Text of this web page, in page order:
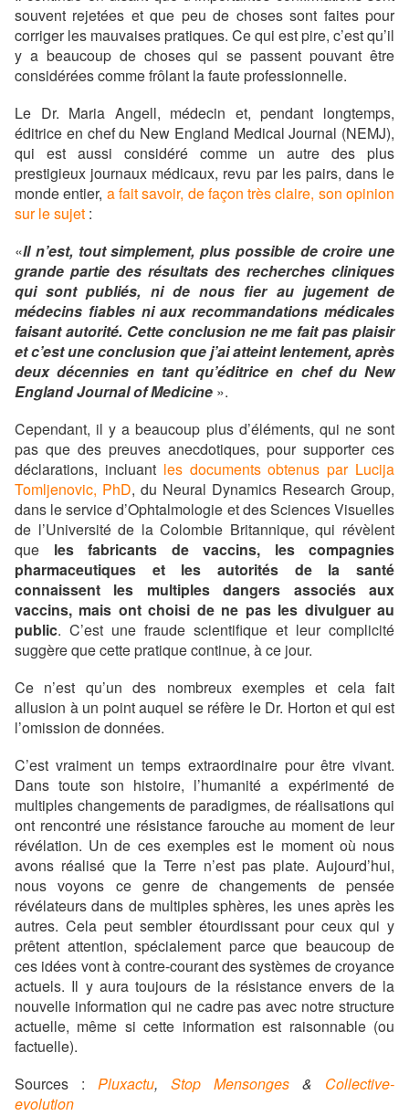
souvent rejetées et que peu de choses sont faites pour
corriger les mauvaises pratiques. Ce qui est pire, c’est qu’il
y a beaucoup de choses qui se passent pouvant être
considérées comme frôlant la faute professionnelle.
Le Dr. Maria Angell, médecin et, pendant longtemps,
éditrice en chef du New England Medical Journal (NEMJ),
qui est aussi considéré comme un autre des plus
prestigieux journaux médicaux, revu par les pairs, dans le
monde entier, a fait savoir, de façon très claire, son opinion
sur le sujet :
«Il n’est, tout simplement, plus possible de croire une
grande partie des résultats des recherches cliniques
qui sont publiés, ni de nous fier au jugement de
médecins fiables ni aux recommandations médicales
faisant autorité. Cette conclusion ne me fait pas plaisir
et c’est une conclusion que j’ai atteint lentement, après
deux décennies en tant qu’éditrice en chef du New
England Journal of Medicine ».
Cependant, il y a beaucoup plus d’éléments, qui ne sont
pas que des preuves anecdotiques, pour supporter ces
déclarations, incluant les documents obtenus par Lucija
Tomljenovic, PhD, du Neural Dynamics Research Group,
dans le service d’Ophtalmologie et des Sciences Visuelles
de l’Université de la Colombie Britannique, qui révèlent
que les fabricants de vaccins, les compagnies
pharmaceutiques et les autorités de la santé
connaissent les multiples dangers associés aux
vaccins, mais ont choisi de ne pas les divulguer au
public. C’est une fraude scientifique et leur complicité
suggère que cette pratique continue, à ce jour.
Ce n’est qu’un des nombreux exemples et cela fait
allusion à un point auquel se réfère le Dr. Horton et qui est
l’omission de données.
C’est vraiment un temps extraordinaire pour être vivant.
Dans toute son histoire, l’humanité a expérimenté de
multiples changements de paradigmes, de réalisations qui
ont rencontré une résistance farouche au moment de leur
révélation. Un de ces exemples est le moment où nous
avons réalisé que la Terre n’est pas plate. Aujourd’hui,
nous voyons ce genre de changements de pensée
révélateurs dans de multiples sphères, les unes après les
autres. Cela peut sembler étourdissant pour ceux qui y
prêtent attention, spécialement parce que beaucoup de
ces idées vont à contre-courant des systèmes de croyance
actuels. Il y aura toujours de la résistance envers de la
nouvelle information qui ne cadre pas avec notre structure
actuelle, même si cette information est raisonnable (ou
factuelle).
Sources : Pluxactu, Stop Mensonges & Collective-
evolution